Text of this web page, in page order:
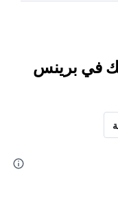
في برينس